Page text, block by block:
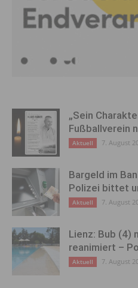
„Sein
Fußballverein
Aktuell 7. August
Bargeld im
Polizei bittet
Aktuell 7. August
Lienz: Bub (4)
reanimiert –
Aktuell 7. August